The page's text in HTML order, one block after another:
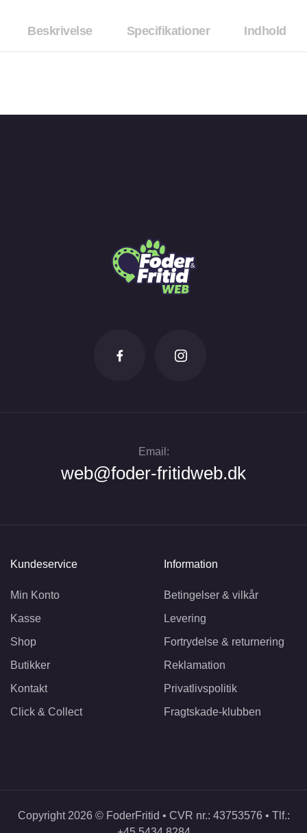
Beskrivelse Specifikationer Indhold
Email:
web@foder-fritidweb.dk
Kundeservice
Min Konto
Kasse
Shop
Butikker
Kontakt
Click & Collect
Information
Betingelser & vilkår
Levering
Fortrydelse & returnering
Reklamation
Privatlivspolitik
Fragtskade-klubben
Copyright 2026 © FoderFritid • CVR nr.: 43753576 • Tlf.: